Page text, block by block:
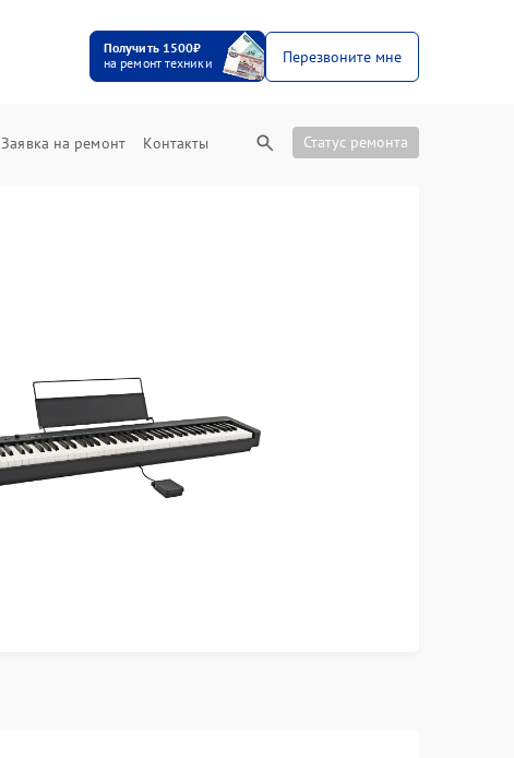
Получить 1500₽
на ремонт техники
Перезвоните мне
Заявка на ремонт Контакты Статус ремонта